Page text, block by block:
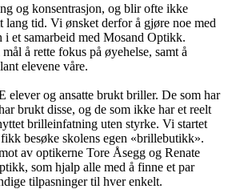
og konsentrasjon, og blir ofte ikke
lang tid. Vi ønsket derfor å gjøre noe med
i et samarbeid med Mosand Optikk.
å rette fokus på øyehelse, samt å
elevene våre.
og ansatte brukt briller. De som har
brukt disse, og de som ikke har et reelt
brilleinfatning uten styrke. Vi startet
besøke skolens egen «brillebutikk».
av optikerne Tore Åsegg og Renate
som hjalp alle med å finne et par
tilpasninger til hver enkelt.